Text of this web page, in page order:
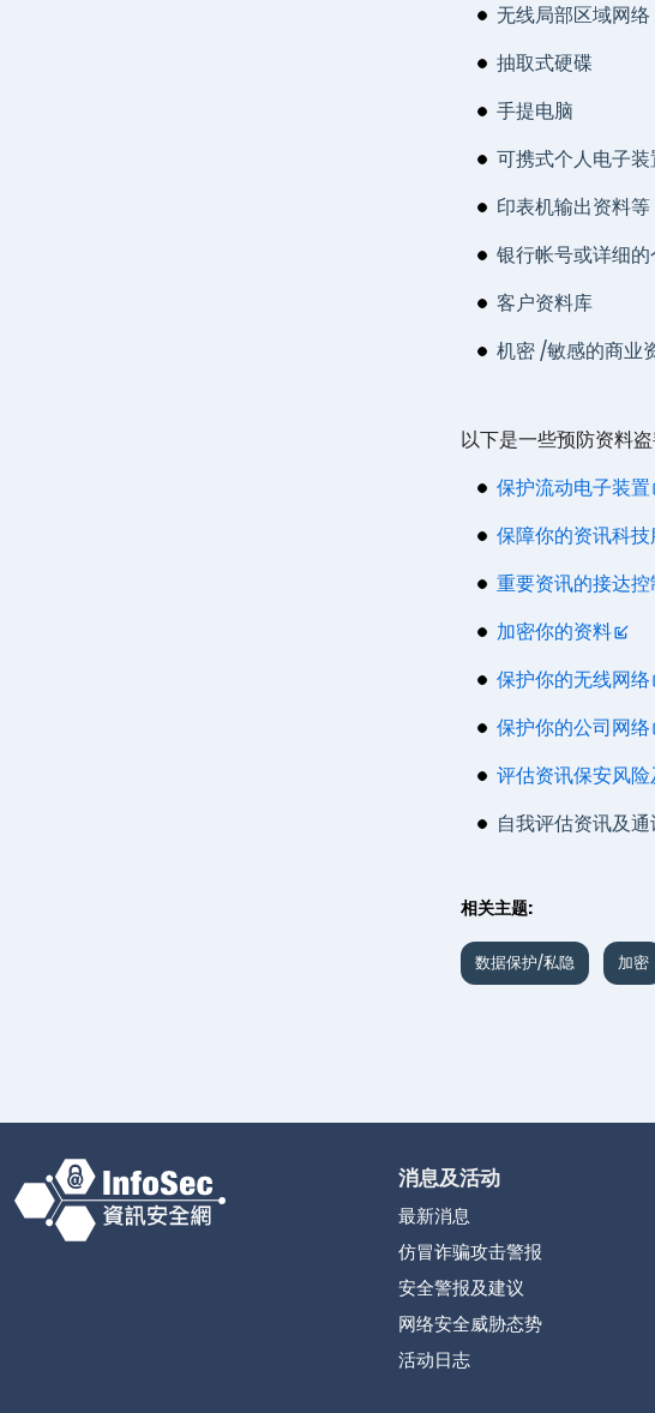
无线局部区域网络
抽取式硬碟
手提电脑
可携式个人电子
印表机输出资料等
银行帐号或详细
客户资料库
机密 /敏感的商业
以下是一些预防资料
保护流动电子装置
保障你的资讯科
重要资讯的接达控
加密你的资料
保护你的无线网络
保护你的公司网络
评估资讯保安风
自我评估资讯及
相关主题:
数据保护/私隐 加密
消息及活动
最新消息
仿冒诈骗攻击警报
安全警报及建议
网络安全威胁态势
活动日志